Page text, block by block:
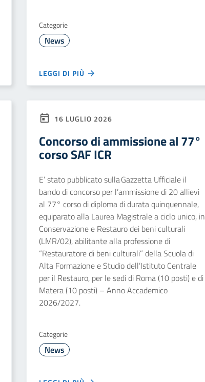
Categorie
News
LEGGI DI PIÙ
16 LUGLIO 2026
Concorso di ammissione al 77°
corso SAF ICR
E’ stato pubblicato sulla Gazzetta Ufficiale il
bando di concorso per l’ammissione di 20 allievi
al 77° corso di diploma di durata quinquennale,
equiparato alla Laurea Magistrale a ciclo unico, in
Conservazione e Restauro dei beni culturali
(LMR/02), abilitante alla professione di
“Restauratore di beni culturali” della Scuola di
Alta Formazione e Studio dell’Istituto Centrale
per il Restauro, per le sedi di Roma (10 posti) e di
Matera (10 posti) – Anno Accademico
2026/2027.
Categorie
News